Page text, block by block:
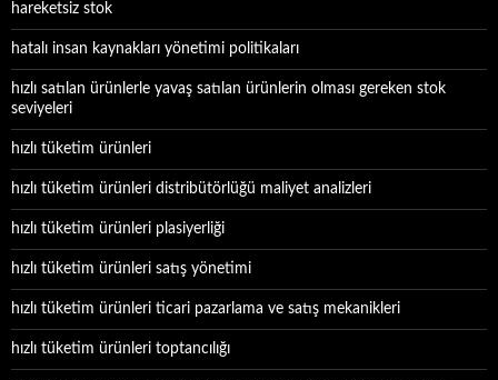
hareketsiz stok
hatalı insan kaynakları yönetimi politikaları
hızlı satılan ürünlerle yavaş satılan ürünlerin olması gereken stok
seviyeleri
hızlı tüketim ürünleri
hızlı tüketim ürünleri distribütörlüğü maliyet analizleri
hızlı tüketim ürünleri plasiyerliği
hızlı tüketim ürünleri satış yönetimi
hızlı tüketim ürünleri ticari pazarlama ve satış mekanikleri
hızlı tüketim ürünleri toptancılığı